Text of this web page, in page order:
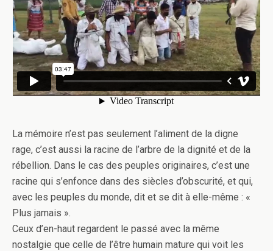
La mémoire n’est pas seulement l’aliment de la digne
rage, c’est aussi la racine de l’arbre de la dignité et de la
rébellion. Dans le cas des peuples originaires, c’est une
racine qui s’enfonce dans des siècles d’obscurité, et qui,
avec les peuples du monde, dit et se dit à elle-même : «
Plus jamais ».
Ceux d’en-haut regardent le passé avec la même
nostalgie que celle de l’être humain mature qui voit les